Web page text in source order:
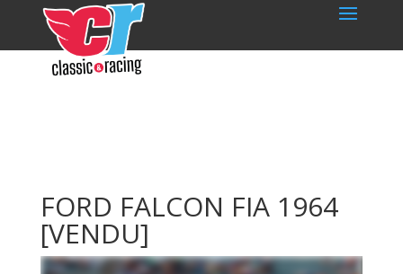
FORD FALCON FIA 1964
[VENDU]